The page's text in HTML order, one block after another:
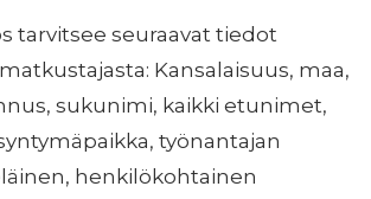
tarvitsee seuraavat tiedot
Kansalaisuus, maa,
sukunimi, kaikki etunimet,
työnantajan
henkilökohtainen